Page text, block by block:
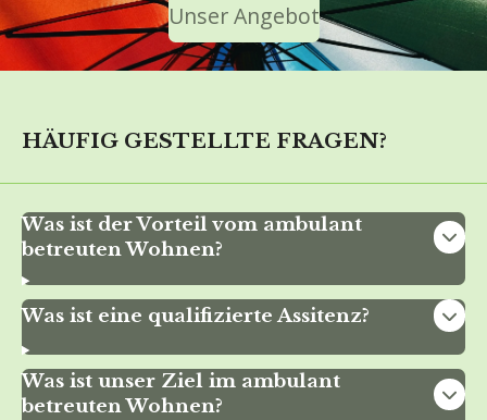
Unser Angebot
HÄUFIG GESTELLTE FRAGEN?
Was ist der Vorteil vom ambulant
betreuten Wohnen?
Was ist eine qualifizierte Assitenz?
Was ist unser Ziel im ambulant
betreuten Wohnen?